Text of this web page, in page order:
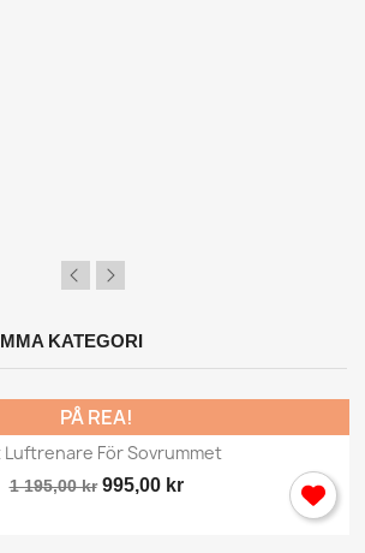
KATEGORI
Luftrenare För Sovrummet
1 195,00 kr 995,00 kr
PÅ REA!